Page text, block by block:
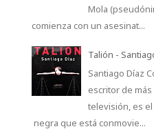
Mola
comienza con un asesinat...
Talión -
Santiago Díaz
escritor de
televisión, es
negra que está conmovie...